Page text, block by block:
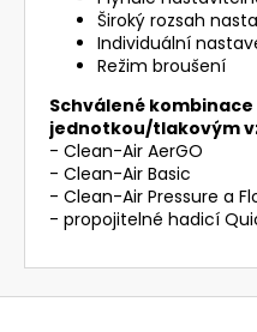
Široký rozsah
Individuální
Režim broušení
Schválené
jednotkou/tlakovým
- Clean-Air AerGO
- Clean-Air Basic
- Clean-Air Pressure a
- propojitelné hadicí
Z